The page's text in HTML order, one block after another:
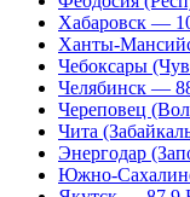
Хабаровск —
Ханты-
Чебоксары
Челябинск —
Череповец
Чита
Энергодар
Южно-